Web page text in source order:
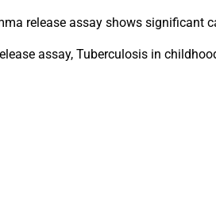
release assay shows significant
assay, Tuberculosis in